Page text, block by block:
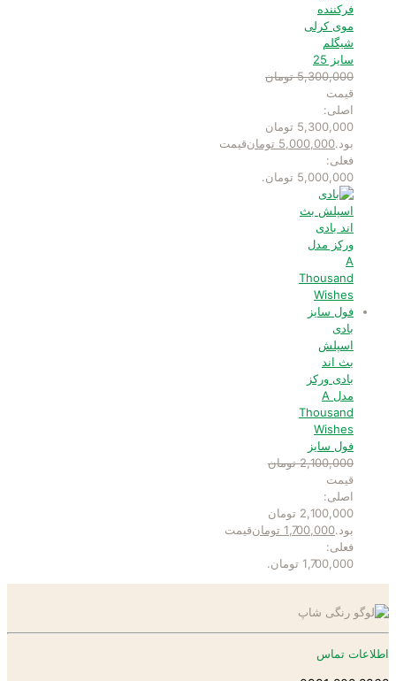
فرکننده
موی کرلی
شیگلم
سایز 25
5,300,000 تومان
قیمت
اصلی:
5,300,000 تومان
بود.5,000,000 تومانقیمت
فعلی:
5,000,000 تومان.
بادی
اسپلش
بث اند
بادی ورکز
مدل A
Thousand
Wishes
فول سایز
2,100,000 تومان
قیمت
اصلی:
2,100,000 تومان
بود.1,700,000 تومانقیمت
فعلی:
1,700,000 تومان.
اطلاعات تماس